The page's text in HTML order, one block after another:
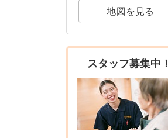
地図を見る
スタッフ募集中！